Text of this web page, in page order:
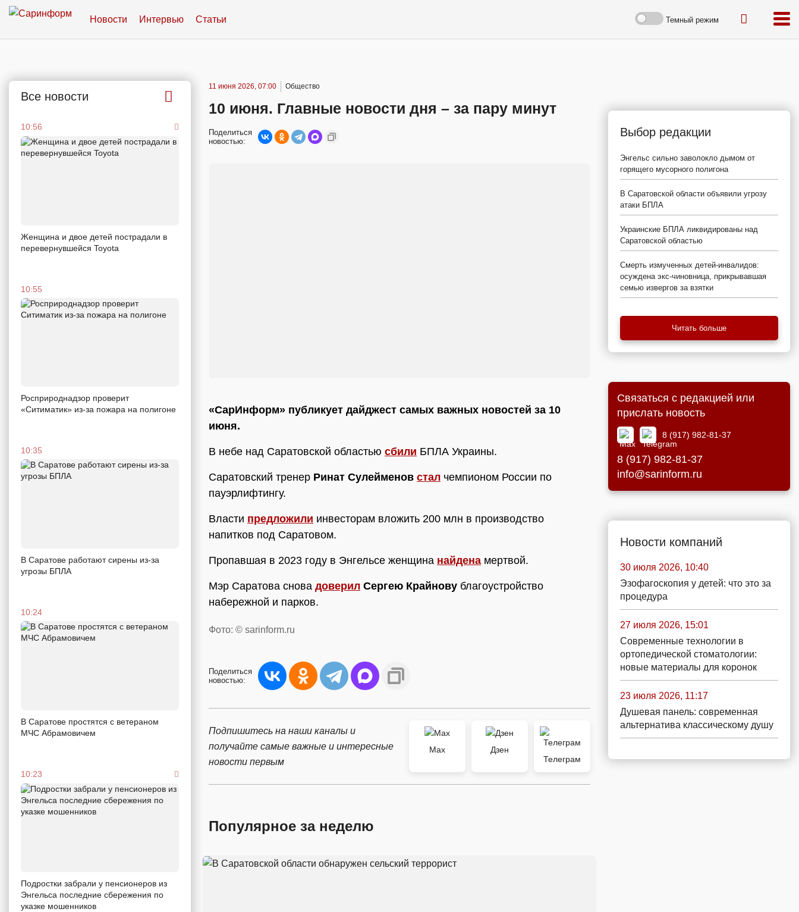
Новости Интервью Статьи Темный режим
Все новости
10:56
Женщина и двое детей пострадали в
перевернувшейся Toyota
10:55
Росприроднадзор проверит
«Ситиматик» из-за пожара на полигоне
10:35
В Саратове работают сирены из-за
угрозы БПЛА
10:24
В Саратове простятся с ветераном
МЧС Абрамовичем
10:23
Подростки забрали у пенсионеров из
Энгельса последние сбережения по
указке мошенников
11 июня 2026, 07:00 Общество
10 июня. Главные новости дня – за пару минут
Поделиться
новостью:
«СарИнформ» публикует дайджест самых важных новостей за 10
июня.
В небе над Саратовской областью сбили БПЛА Украины.
Саратовский тренер Ринат Сулейменов стал чемпионом России по
пауэрлифтингу.
Власти предложили инвесторам вложить 200 млн в производство
напитков под Саратовом.
Пропавшая в 2023 году в Энгельсе женщина найдена мертвой.
Мэр Саратова снова доверил Сергею Крайнову благоустройство
набережной и парков.
Фото: © sarinform.ru
Поделиться
новостью:
Подпишитесь на наши каналы и
получайте самые важные и интересные
новости первым
Max
Дзен
Телеграм
Популярное за неделю
Выбор редакции
Энгельс сильно заволокло дымом от
горящего мусорного полигона
В Саратовской области объявили угрозу
атаки БПЛА
Украинские БПЛА ликвидированы над
Саратовской областью
Смерть измученных детей-инвалидов:
осуждена экс-чиновница, прикрывавшая
семью извергов за взятки
Читать больше
Связаться с редакцией или
прислать новость
8 (917) 982-81-37
8 (917) 982-81-37
info@sarinform.ru
Новости компаний
30 июля 2026, 10:40
Эзофагоскопия у детей: что это за
процедура
27 июля 2026, 15:01
Современные технологии в
ортопедической стоматологии:
новые материалы для коронок
23 июля 2026, 11:17
Душевая панель: современная
альтернатива классическому душу